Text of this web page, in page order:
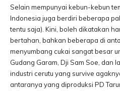
Selain mempunyai kebun-kebun
Indonesia juga berdiri beberapa
tentu saja). Kini, boleh dikatakan
bertahan, bahkan beberapa di
menyumbang cukai sangat besar
Gudang Garam, Dji Sam Soe, dan
industri cerutu yang survive
antaranya yang diproduksi PD